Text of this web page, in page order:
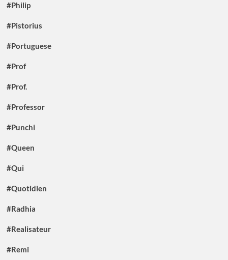
#Philip
#Pistorius
#Portuguese
#Prof
#Prof.
#Professor
#Punchi
#Queen
#Qui
#Quotidien
#Radhia
#Realisateur
#Remi